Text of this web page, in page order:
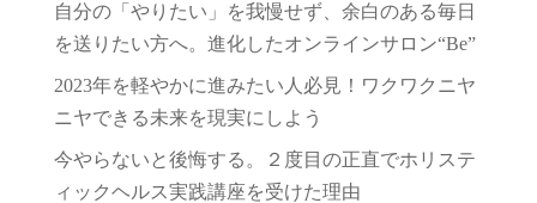
自分の「やりたい」を我慢せず、余白のある毎日
を送りたい方へ。進化したオンラインサロン“Be”
2023年を軽やかに進みたい人必見！ワクワクニヤ
ニヤできる未来を現実にしよう
今やらないと後悔する。２度目の正直でホリステ
ィックヘルス実践講座を受けた理由